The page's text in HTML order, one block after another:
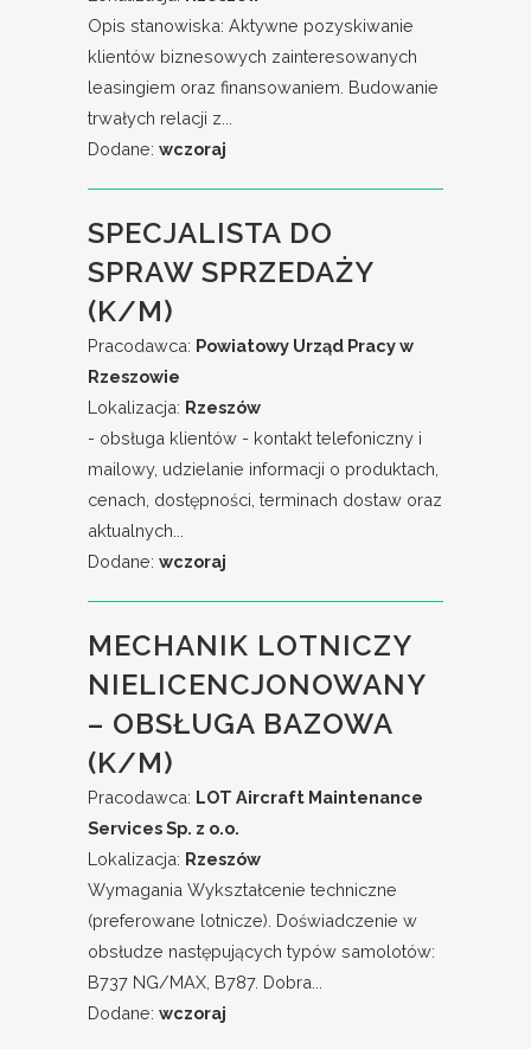
Opis stanowiska: Aktywne pozyskiwanie
klientów biznesowych zainteresowanych
leasingiem oraz finansowaniem. Budowanie
trwałych relacji z...
Dodane: wczoraj
SPECJALISTA DO
SPRAW SPRZEDAŻY
(K/M)
Pracodawca: Powiatowy Urząd Pracy w
Rzeszowie
Lokalizacja: Rzeszów
- obsługa klientów - kontakt telefoniczny i
mailowy, udzielanie informacji o produktach,
cenach, dostępności, terminach dostaw oraz
aktualnych...
Dodane: wczoraj
MECHANIK LOTNICZY
NIELICENCJONOWANY
– OBSŁUGA BAZOWA
(K/M)
Pracodawca: LOT Aircraft Maintenance
Services Sp. z o.o.
Lokalizacja: Rzeszów
Wymagania Wykształcenie techniczne
(preferowane lotnicze). Doświadczenie w
obsłudze następujących typów samolotów:
B737 NG/MAX, B787. Dobra...
Dodane: wczoraj